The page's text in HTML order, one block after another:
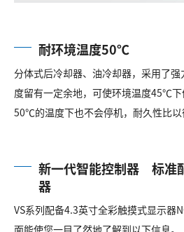
耐环境温度50℃
分体式后冷却器、油冷却器，采用了
度留有一定余地，可使环境温度45℃
50℃的温度下也不会停机，耐久性比
新一代智能控制器 标准
器
VS系列配备4.3英寸全彩触摸式显示器
面能使您一目了然地了解到以下信息。